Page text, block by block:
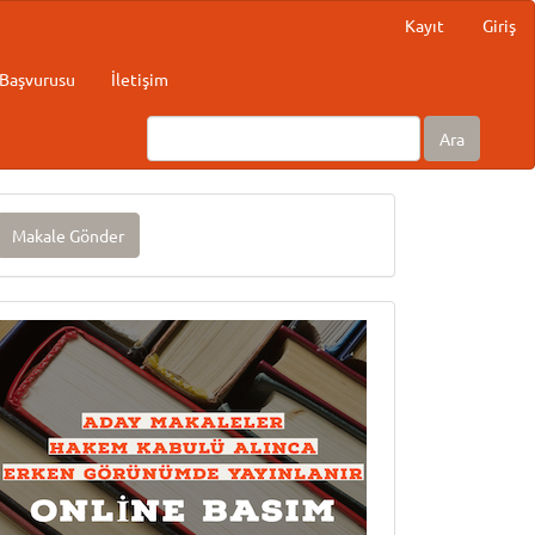
Kayıt Giriş
İletişim
Ara
Makale Gönder